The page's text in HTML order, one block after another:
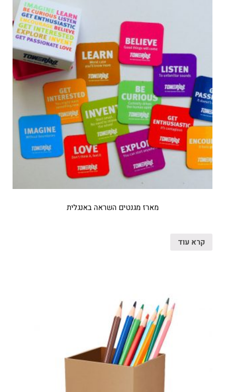
מארז מגנטים השראה באנגלית
קרא עוד